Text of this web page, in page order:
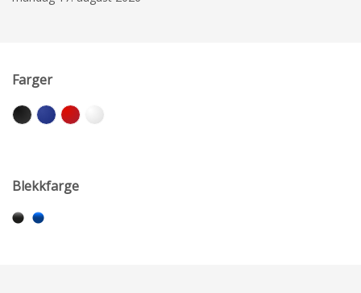
Farger
Blekkfarge